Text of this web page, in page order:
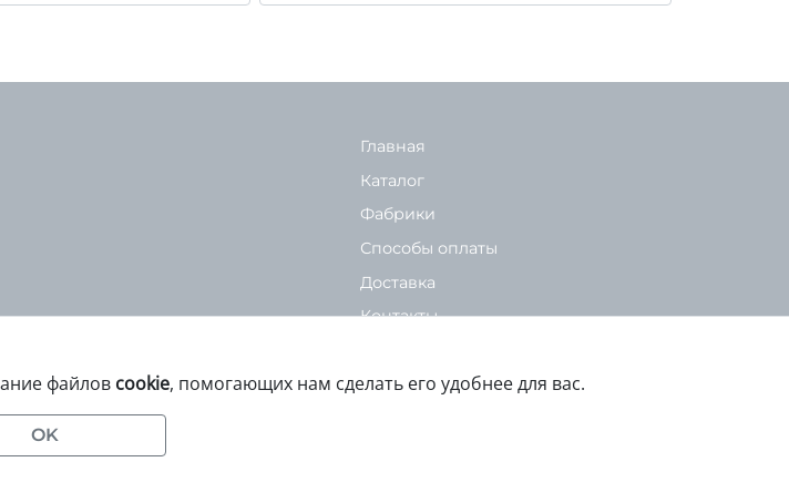
Главная
Каталог
Фабрики
Способы оплаты
Доставка
Контакты
условиях не являются публичной офертой, определяемой положениями
437(2) ГК РФ.
файлов cookie, помогающих нам сделать его удобнее для вас.
OK